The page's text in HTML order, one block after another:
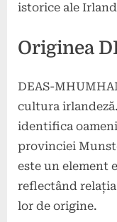
istorice ale
Originea
DEAS-
cultura
identifica
provinciei
este un element
reflectând
lor de origine.